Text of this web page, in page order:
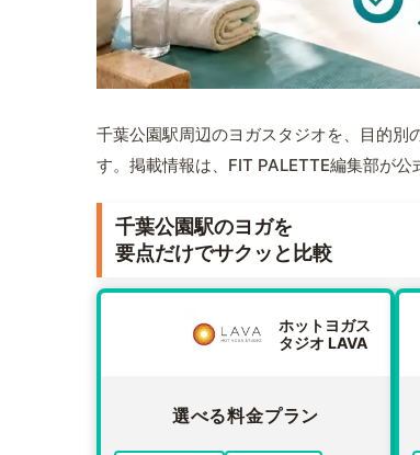
千葉公園駅周辺のヨガスタジオを、目的別
す。掲載情報は、FIT PALETTE編集部が公
千葉公園駅のヨガを
要点だけでサクッと比較
ホットヨガス
タジオ LAVA
選べる料金プラン